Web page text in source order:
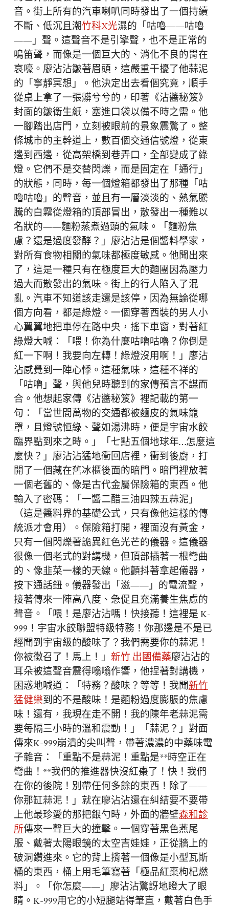
音。街上所有的汽車喇叭同時發出了一個持續
不斷、低沉且潮竹科X光濕的「咕嚕——咕嚕
——」聲。這聲音不是引擎聲，也不是正常的
鳴笛聲，而像是一個巨大的、消化不良的胃在
哀嚎。廖沾沾皺著眉頭，這嚴重干擾了他蒜泥
的「寧靜冥想」。他決定出去看個究竟，順手
從桌上拿了一張髒兮兮的，印著《沾醬秘笈》
封面的皺衛生紙，塞進口袋以備不時之需。他
一腳踏出店門，立刻被眼前的景象震驚了。整
條城市的主幹道上，數百個交通信號燈，從東
邊到西邊，從高架橋到巷弄口，全部變成了綠
燈。它們不是交替閃爍，而是固定在「通行」
的狀態，同時，每一個燈箱都發出了那種「咕
嚕咕嚕」的聲音，並且有一層淡淡的、熱氣騰
騰的白霧從燈箱的頂部冒出，散發出一種難以
名狀的——麵粉蒸煮過頭的氣味。「麵粉焦
慮？還是過度發酵？」廖沾沾是個醬料學家，
對所有食物相關的氣味都極度敏感。他聞出來
了，這是一種只有在極度巨大的麵團因為壓力
過大而散發出的氣味。街上的行人陷入了混
亂。汽車不知道該走還是該停，因為無論從哪
個方向看，都是綠燈。一個穿著西裝的男人小
心翼翼地把車停在路中央，搖下車窗，對著紅
綠燈大喊：「喂！你為什麼咕嚕咕嚕？你倒是
紅一下啊！我要向左轉！綠燈沒用啊！」廖沾
沾感覺到一陣心悸。這種氣味，這種不祥的
「咕嚕」聲，與他兒時聽到的家傳預言不謀而
合。他想起家傳《沾醬秘笈》裡記載的第一
句：「當世間萬物的交通都被麵皮的氣味籠
罩，且燈號恒綠、聲如湯沸時，便是宇宙水餃
臨界點到來之時。」「七點五個地球年…怎麼這
麼快？」廖沾沾猛地衝回店裡，衝到後廚，打
開了一個藏在舊冰櫃後面的暗門。暗門裡放著
一個老舊的、像是古代金屬保險箱的東西。他
輸入了密碼：「一醬二醋三油四辣五蒜泥」
（這是醬料界的基礎公式，只有像他這樣的傳
統派才會用）。保險箱打開，裡面沒有黃金，
只有一個閃爍著詭異紅色光芒的儀器。這儀器
很像一個老式的對講機，但頂部插著一根彎曲
的、像韭菜一樣的天線。他顫抖著拿起儀器，
按下通話鈕。儀器發出「滋——」的電流聲，
接著傳來一陣高八度、急促且充滿養生焦慮的
聲音。「喂！是廖沾沾嗎！快接聽！這裡是 K-
999！宇宙水餃聯盟特級特務！你那邊是不是已
經聞到宇宙級的酸味了？我們需要你的蒜泥！
你被徵召了！馬上！」 新竹 出國備藥廖沾沾的
耳朵被這聲音震得嗡嗡作響，他捏著對講機，
困惑地喊道：「特務？酸味？等等！我聞新竹
猛健樂到的不是酸味！是麵粉過度膨脹的焦慮
味！還有，我現在走不開！我的陳年老蒜泥需
要每隔三小時的溫和震動！」「蒜泥？」對面
傳來K-999崩潰的尖叫聲，帶著濃濃的中藥味電
子雜音：「重點不是蒜泥！重點是**時空正在
彎曲！**我們的推進器快沒紅棗了！快！我們
在你的後院！別帶任何多餘的東西！除了——
你那缸蒜泥！」就在廖沾沾還在糾結要不要帶
上他最珍愛的那把銀勺時，外面的牆壁森和診
所傳來一聲巨大的撞擊。一個穿著黑色燕尾
服、戴著太陽眼鏡的太空吉娃娃，正從牆上的
破洞鑽進來。它的背上揹著一個像是小型瓦斯
桶的東西，桶上用毛筆寫著「極品紅棗枸杞燃
料」。「你怎麼——」廖沾沾驚訝地瞪大了眼
睛。K-999用它的小短腿站得筆直，戴著白色手